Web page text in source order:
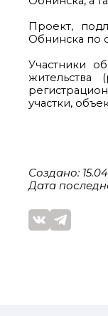
Проект,
Обнинска по
Участники
жительства
участки,
Создано:
Дата